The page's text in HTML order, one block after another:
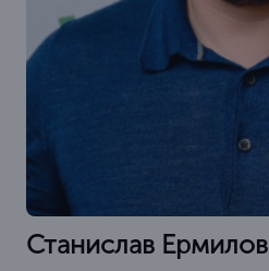
Станислав Ермилов